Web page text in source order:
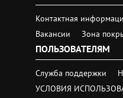
Контактная
Вакансии
Зона
ПОЛЬЗОВАТЕЛЯМ
Служба поддержки
УСЛОВИЯ